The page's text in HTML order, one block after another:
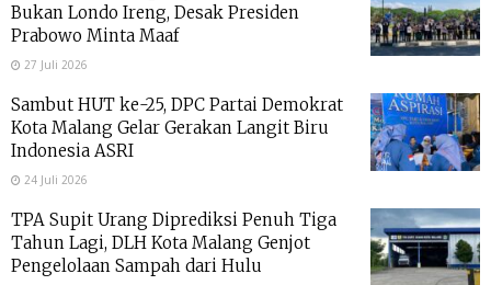
Bukan Londo Ireng, Desak Presiden
Prabowo Minta Maaf
27 Juli 2026
Sambut HUT ke-25, DPC Partai Demokrat
Kota Malang Gelar Gerakan Langit Biru
Indonesia ASRI
24 Juli 2026
TPA Supit Urang Diprediksi Penuh Tiga
Tahun Lagi, DLH Kota Malang Genjot
Pengelolaan Sampah dari Hulu